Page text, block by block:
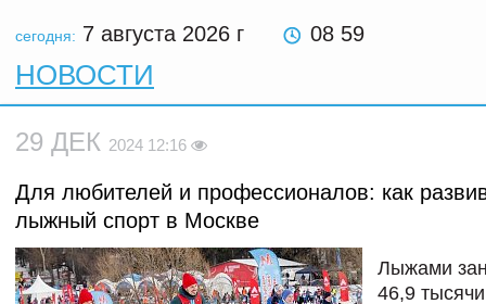
сегодня: 7 августа 2026 г 08 59
НОВОСТИ
29 ДЕК 2024 12:16
Для любителей и профессионалов: как
лыжный спорт в Москве
Лыжами
46,9